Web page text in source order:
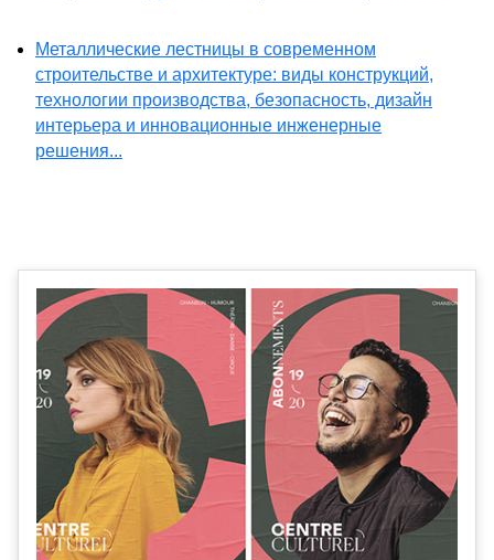
Металлические лестницы в современном
строительстве и архитектуре: виды конструкций,
технологии производства, безопасность, дизайн
интерьера и инновационные инженерные
решения...